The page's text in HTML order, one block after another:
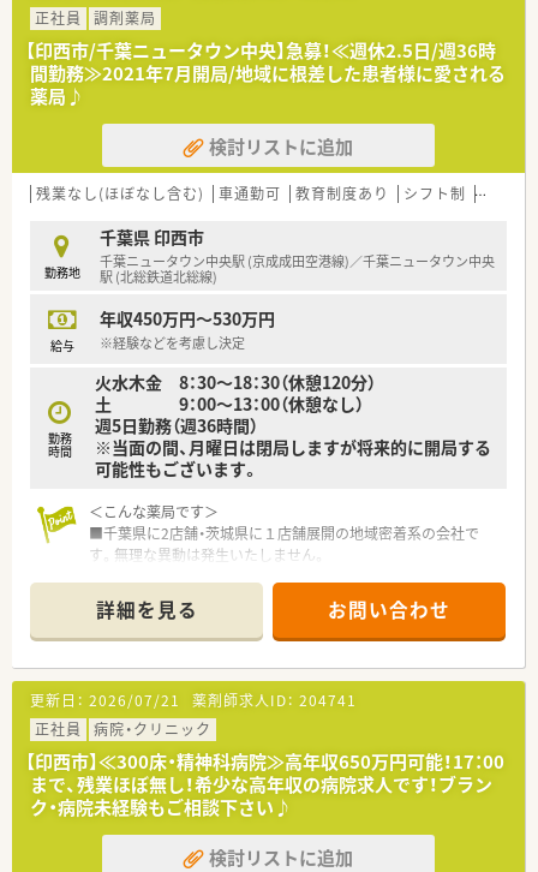
器のリースなど幅広く事業を展開しております。
■勤務地や転勤の有無など、希望により働き方を選択できます。
転勤のない働き方も可能です。
入社後に「転勤あり」から「転勤なし」へ働き方を変更することも
■電子薬歴・ピッキングサポートシステムを導入しています。全
店舗にて統一されています。
■糖尿病や在宅、がんといった領域などで「社内認定専門薬剤
師」の育成に力を入れており薬剤師さんの専門性を高めていま
■育休復帰率は100％！
育児休業は、最大3歳に達した月の末日まで延長可能です。
「短時間勤務制度」もあり、子育てと両立しながら勤務できる環
その他、介護休暇への「短時間勤務制度」があり、サポートが充実
しております。
■幅広いキャリアプランが描けます。
＜こんな方におすすめ＞
■多彩なキャリアパスがある環境で働きたい方(薬剤師として人
事、教育、経営コンサル等に携わっている方もいらっしゃいま
■大手調剤薬局にて教育面・福利厚生面など、安定した中で勤務
したい方
<休日の研修・教育制度>
■独自の研修システムを活用、効率的かつ効果的なスキルアップ
を支援しております。
■社内学術大会など、一人ひとり目指す社会人像に合わせた学ぶ
環境が用意されております。
■大学と提携し、がん･高齢者医療など最新の知識修得をし、専
門性の高い薬剤師の育成しています。
■自己啓発の一環として、約130種類の中から自分にあった講座
を選択できる通信教育もあります。
<充実の福利厚生>
■有給休暇は入社時から付与！
■連続休暇制度、メモリアル休暇、サポート休暇、ボランティア
休暇などもあり、ワークライフバランスを推奨しております。
正社員 調剤薬局
【印西市/千葉ニュータウン中央】急募！≪週休2.5日/週36時
間勤務≫2021年7月開局/地域に根差した患者様に愛される
薬局♪
検討リストに追加
残業なし(ほぼなし含む) 車通勤可 教育制度あり シフト制 かかり
勤務地
千葉県 印西市
千葉ニュータウン中央駅 (京成成田空港線)／千葉ニュータウン中央
駅 (北総鉄道北総線)
給与
年収450万円～530万円
※経験などを考慮し決定
勤務
時間
火水木金 8：30～18：30（休憩120分）
土 9：00～13：00（休憩なし）
週5日勤務（週36時間）
※当面の間、月曜日は閉局しますが将来的に開局する
可能性もございます。
＜こんな薬局です＞
■千葉県に2店舗・茨城県に１店舗展開の地域密着系の会社で
す。無理な異動は発生いたしません。
入されておりミス防止に努めております。
■社長が現場を回っており、従業員の意見を聞き、大切にしてく
れる風通しの良い社風です。有給休暇の消化率も高め♪
■仲の良い雰囲気の良い就業環境…社員同士周りに声を掛け合
うチームワークの良い職場です。コミュニケーションを大切に
働きたい方にもおすすめです。
■産休・育休取得実績もございます。
＜こんな方におすすめ＞
■転居を伴う異動がないため、ご家庭をお持ちの方、持ち家の
方、地域密着で働きたい方におすすめです。休み多めを希望の方
にもおすすめ！
病院経験のみでもご応募可能です。
詳細を見る お問い合わせ
更新日： 2026/07/21 薬剤師求人ID： 204741
正社員
病院・クリニック
【印西市】≪300床・精神科病院≫高年収650万円可能！17：00
まで、残業ほぼ無し！希少な高年収の病院求人です！ブラン
ク・病院未経験もご相談下さい♪
検討リストに追加